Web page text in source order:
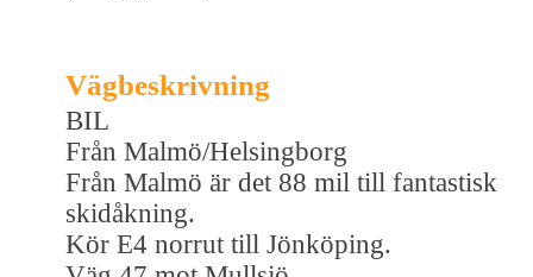
Vägbeskrivning
BIL
Från Malmö/Helsingborg
Från Malmö är det 88 mil till fantastisk
skidåkning.
Kör E4 norrut till Jönköping.